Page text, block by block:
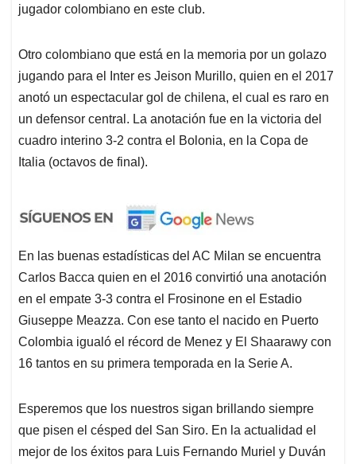
jugador colombiano en este club.
Otro colombiano que está en la memoria por un golazo
jugando para el Inter es Jeison Murillo, quien en el 2017
anotó un espectacular gol de chilena, el cual es raro en
un defensor central. La anotación fue en la victoria del
cuadro interino 3-2 contra el Bolonia, en la Copa de
Italia (octavos de final).
En las buenas estadísticas del AC Milan se encuentra
Carlos Bacca quien en el 2016 convirtió una anotación
en el empate 3-3 contra el Frosinone en el Estadio
Giuseppe Meazza. Con ese tanto el nacido en Puerto
Colombia igualó el récord de Menez y El Shaarawy con
16 tantos en su primera temporada en la Serie A.
Esperemos que los nuestros sigan brillando siempre
que pisen el césped del San Siro. En la actualidad el
mejor de los éxitos para Luis Fernando Muriel y Duván